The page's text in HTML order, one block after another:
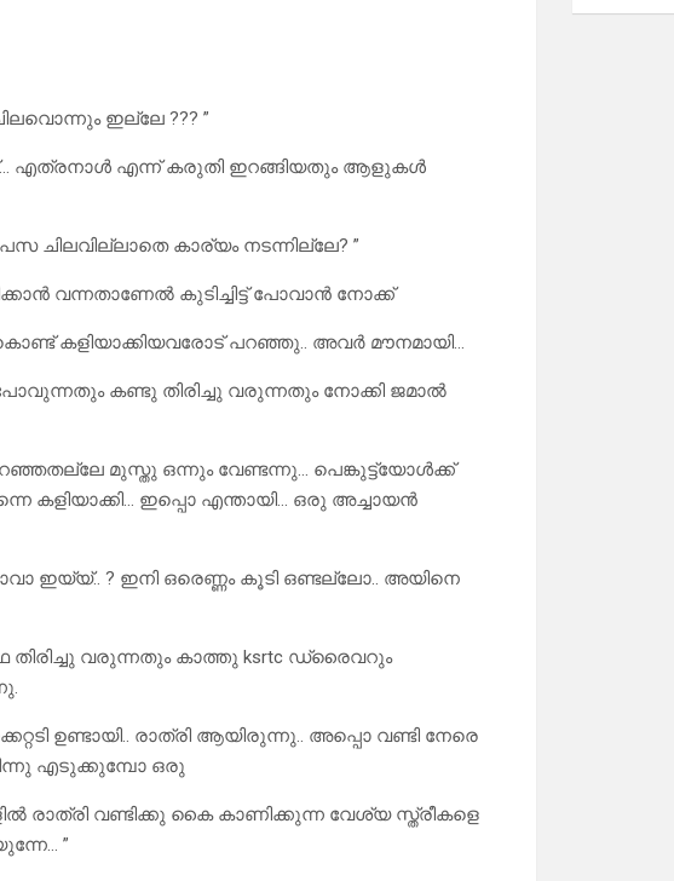
ഇല്ലേ ??? ”
എത്രനാൾ എന്ന് കരുതി ഇറങ്ങിയതും ആളുകൾ
കാര്യം നടന്നില്ലേ? ”
വന്നതാണേൽ കുടിച്ചിട്ട് പോവാൻ നോക്ക്
കളിയാക്കിയവരോട് പറഞ്ഞു.. അവർ മൗനമായി…
കണ്ടു തിരിച്ചു വരുന്നതും നോക്കി ജമാൽ
മുസ്തു ഒന്നും വേണ്ടന്നു… പെങ്കുട്ട്യോൾക്ക്
കളിയാക്കി… ഇപ്പൊ എന്തായി… ഒരു അച്ചായൻ
ഇയ്യ്‌.. ? ഇനി ഒരെണ്ണം കൂടി ഒണ്ടല്ലോ.. അയിനെ
തിരിച്ചു വരുന്നതും കാത്തു ksrtc ഡ്രൈവറും
ഉണ്ടായി.. രാത്രി ആയിരുന്നു.. അപ്പൊ വണ്ടി നേരെ
എടുക്കുമ്പോ ഒരു
രാത്രി വണ്ടിക്കു കൈ കാണിക്കുന്ന വേശ്യ സ്ത്രീകളെ
”